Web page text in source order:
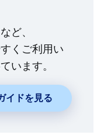
ど、
くご利用い
います。
イドを見る